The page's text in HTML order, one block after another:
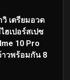
เตรียมอวด
เปอร์สเปซ
10 Pro
าวพร้อมกัน 8